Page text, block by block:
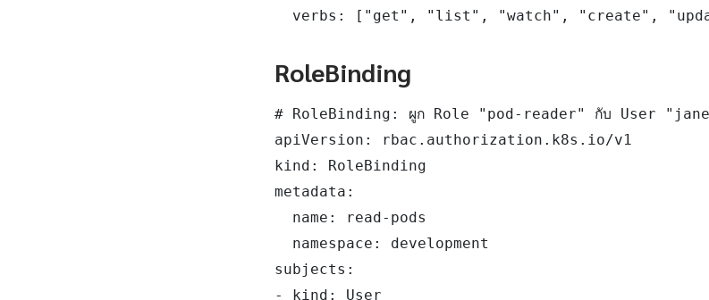
verbs: ["get", "list", "watch", "create",
RoleBinding
# RoleBinding: ผูก Role "pod-reader" กับ User
apiVersion: rbac.authorization.k8s.io/v1
kind: RoleBinding
metadata:
  name: read-pods
  namespace: development
subjects:
- kind: User